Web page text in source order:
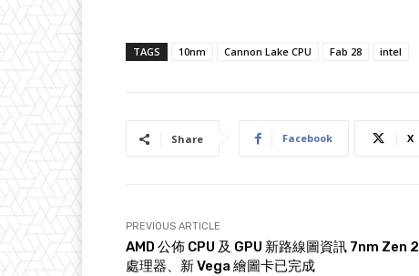
TAGS 10nm Cannon Lake CPU Fab 28 intel
Share Facebook X
PREVIOUS ARTICLE
AMD 公佈 CPU 及 GPU 新路線圖資訊 7nm Zen 2
處理器、新 Vega 繪圖卡已完成